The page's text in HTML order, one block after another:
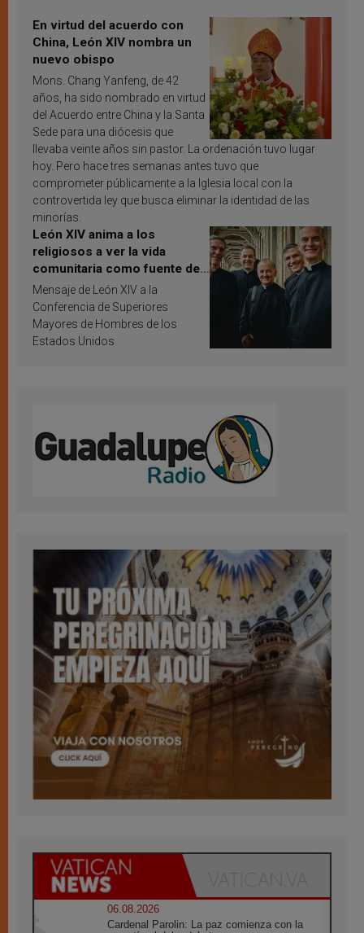
En virtud del acuerdo con
China, León XIV nombra un
nuevo obispo
Mons. Chang Yanfeng, de 42
años, ha sido nombrado en virtud
del Acuerdo entre China y la Santa
Sede para una diócesis que
llevaba veinte años sin pastor. La ordenación tuvo lugar
hoy. Pero hace tres semanas antes tuvo que
comprometer públicamente a la Iglesia local con la
controvertida ley que busca eliminar la identidad de las
minorías.
León XIV anima a los
religiosos a ver la vida
comunitaria como fuente de
inspiración y santificación
Mensaje de León XIV a la
Conferencia de Superiores
Mayores de Hombres de los
Estados Unidos
06.08.2026
Cardenal Parolin: La paz comienza con la